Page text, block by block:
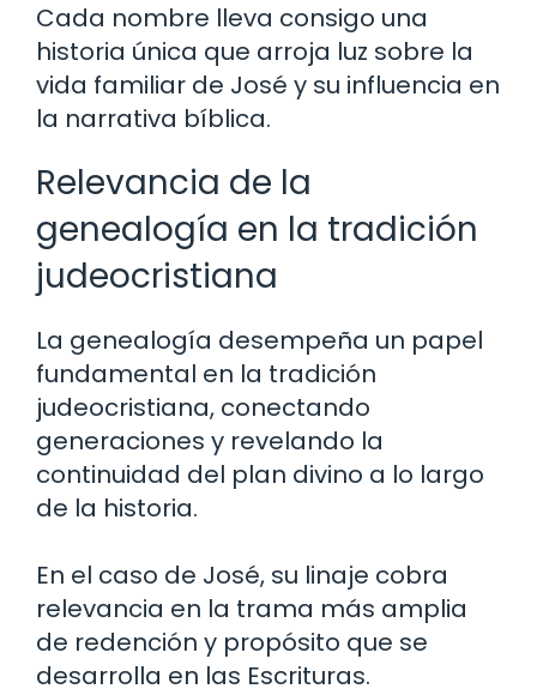
Cada nombre lleva consigo una
historia única que arroja luz sobre la
vida familiar de José y su influencia en
la narrativa bíblica.
Relevancia de la
genealogía en la tradición
judeocristiana
La genealogía desempeña un papel
fundamental en la tradición
judeocristiana, conectando
generaciones y revelando la
continuidad del plan divino a lo largo
de la historia.
En el caso de José, su linaje cobra
relevancia en la trama más amplia
de redención y propósito que se
desarrolla en las Escrituras.